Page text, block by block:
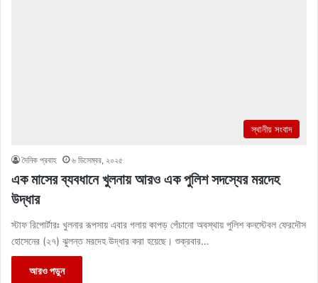
স্থানীয় সংবাদ
দৈনিক প্রবাহ ৬ ডিসেম্বর, ২০২৫
এক মাসের ব্যবধানে খুলনায় আরও এক পুলিশ সদস্যের মরদেহ
উদ্ধার
স্টাফ রিপোর্টারঃ খুলনার রূপসায় এবার গলায় কাপড় পেঁচানো অবস্থায় পুলিশ কনস্টেবল ফেরদৌস
হোসেনের (২৭) ঝুলন্ত মরদেহ উদ্ধার করা হয়েছে। শুক্রবার…
আরও পড়ুন